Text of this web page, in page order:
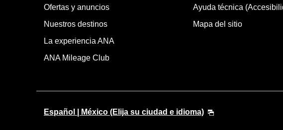
Ofertas y anuncios
Nuestros destinos
La experiencia ANA
ANA Mileage Club
Ayuda técnica
Mapa del sitio
Español | México (Elija su ciudad e idioma)